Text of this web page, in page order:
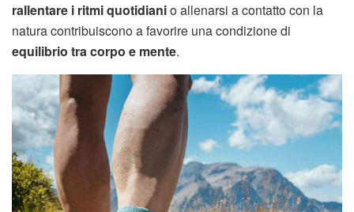
rallentare i ritmi quotidianio allenarsi a contatto con la
natura contribuiscono a favorire una condizione di
equilibrio tra corpo e mente.